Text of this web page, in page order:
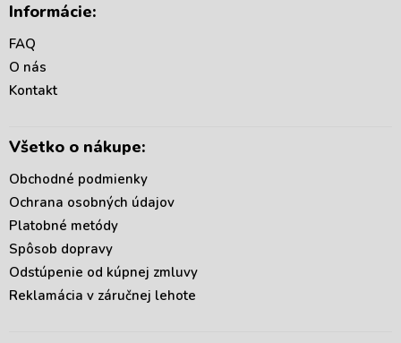
Informácie:
FAQ
O nás
Kontakt
Všetko o nákupe:
Obchodné podmienky
Ochrana osobných údajov
Platobné metódy
Spôsob dopravy
Odstúpenie od kúpnej zmluvy
Reklamácia v záručnej lehote